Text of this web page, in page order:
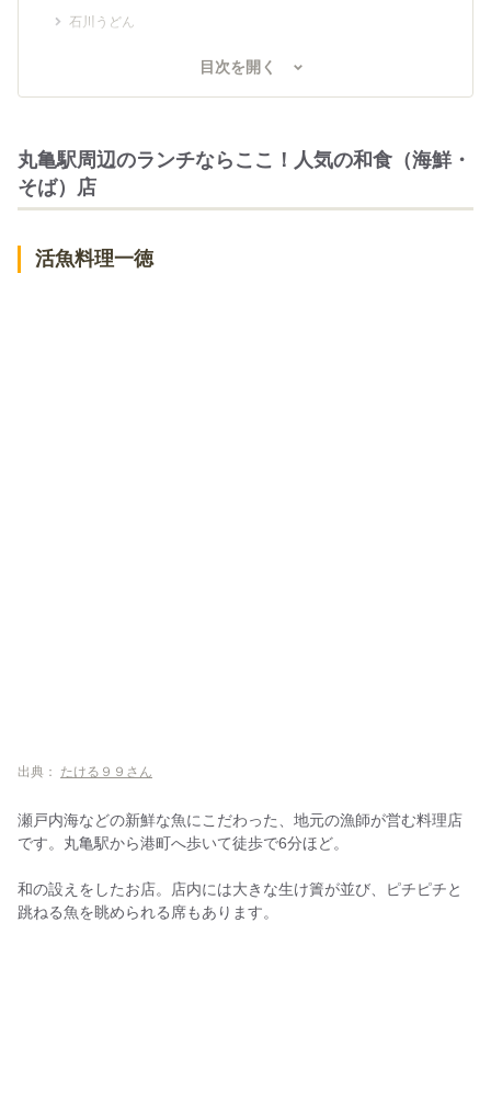
石川うどん
ふじむら精肉店
正岡の焼肉レスト 本店
丸亀駅周辺のランチならここ！食事ができる人気カフェ
丸亀市内のランチならここ！人気のその他西洋料理店
Fille et fils
目次を開く
丸亀駅周辺のランチならここ！人気の和食（海鮮・
そば）店
活魚料理一徳
出典： たける９９さん
瀬戸内海などの新鮮な魚にこだわった、地元の漁師が営む料理店
です。丸亀駅から港町へ歩いて徒歩で6分ほど。
和の設えをしたお店。店内には大きな生け簀が並び、ピチピチと
跳ねる魚を眺められる席もあります。